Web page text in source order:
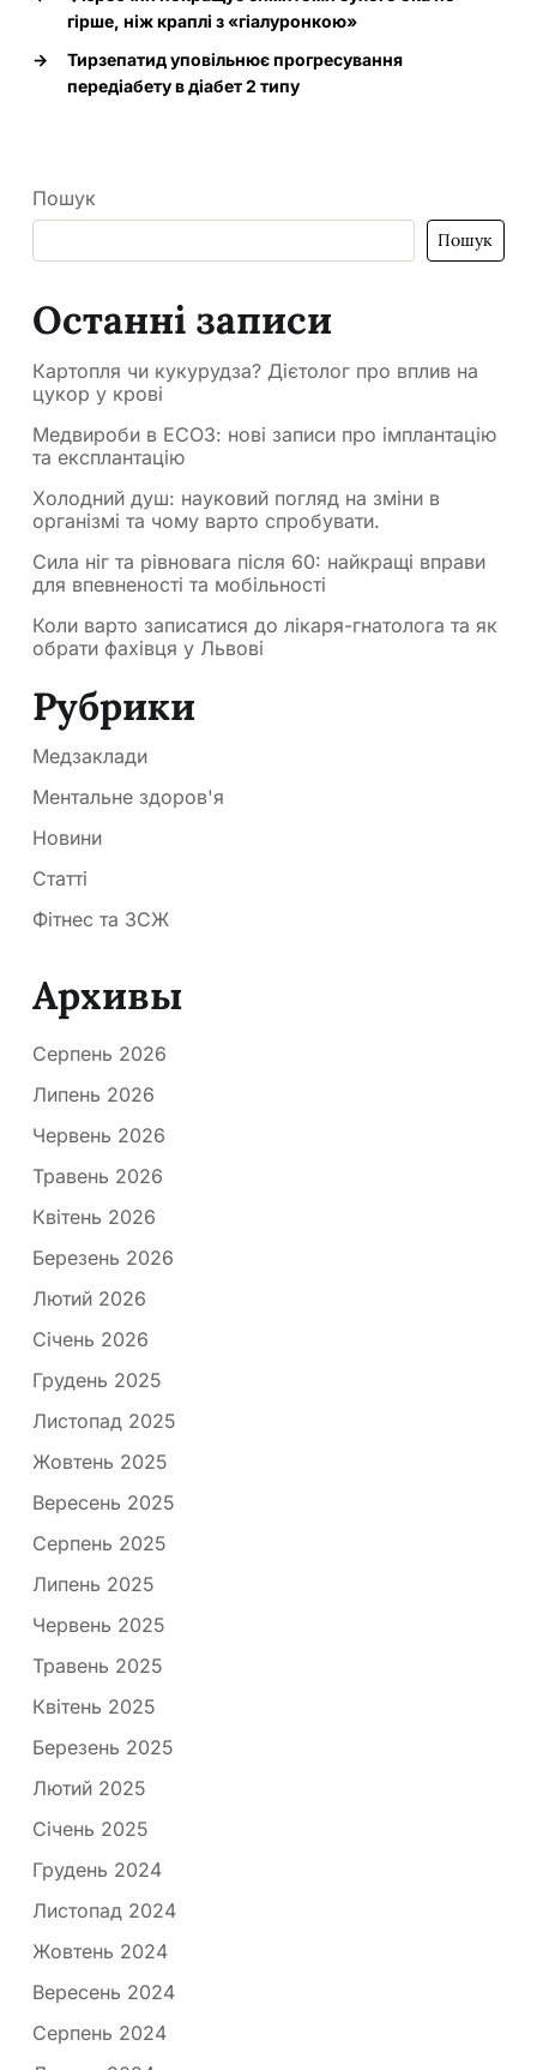
гірше, ніж краплі з «гіалуронкою»
→
Тирзепатид уповільнює прогресування
передіабету в діабет 2 типу
Пошук
Пошук
Останні записи
Картопля чи кукурудза? Дієтолог про вплив на
цукор у крові
Медвироби в ЕСОЗ: нові записи про імплантацію
та експлантацію
Холодний душ: науковий погляд на зміни в
організмі та чому варто спробувати.
Сила ніг та рівновага після 60: найкращі вправи
для впевненості та мобільності
Коли варто записатися до лікаря-гнатолога та як
обрати фахівця у Львові
Рубрики
Медзаклади
Ментальне здоров'я
Новини
Статті
Фітнес та ЗСЖ
Архивы
Серпень 2026
Липень 2026
Червень 2026
Травень 2026
Квітень 2026
Березень 2026
Лютий 2026
Січень 2026
Грудень 2025
Листопад 2025
Жовтень 2025
Вересень 2025
Серпень 2025
Липень 2025
Червень 2025
Травень 2025
Квітень 2025
Березень 2025
Лютий 2025
Січень 2025
Грудень 2024
Листопад 2024
Жовтень 2024
Вересень 2024
Серпень 2024